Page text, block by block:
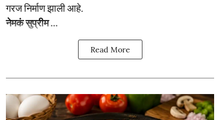
गरज निर्माण झाली आहे.
नेमकं सुप्रीम ...
Read More